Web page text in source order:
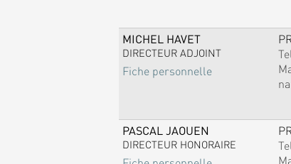
MICHEL HAVET
DIRECTEUR ADJOINT
Fiche personnelle
PASCAL JAOUEN
DIRECTEUR HONORAIRE